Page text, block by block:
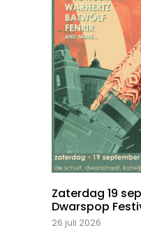
Zaterdag 19
Dwarspop
26 juli 2026